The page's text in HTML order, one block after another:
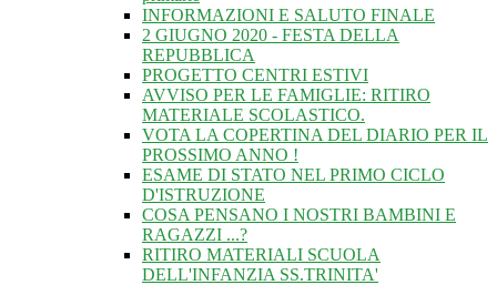
INFORMAZIONI E SALUTO FINALE
2 GIUGNO 2020 - FESTA DELLA
REPUBBLICA
PROGETTO CENTRI ESTIVI
AVVISO PER LE FAMIGLIE: RITIRO
MATERIALE SCOLASTICO.
VOTA LA COPERTINA DEL DIARIO PER IL
PROSSIMO ANNO !
ESAME DI STATO NEL PRIMO CICLO
D'ISTRUZIONE
COSA PENSANO I NOSTRI BAMBINI E
RAGAZZI ...?
RITIRO MATERIALI SCUOLA
DELL'INFANZIA SS.TRINITA'